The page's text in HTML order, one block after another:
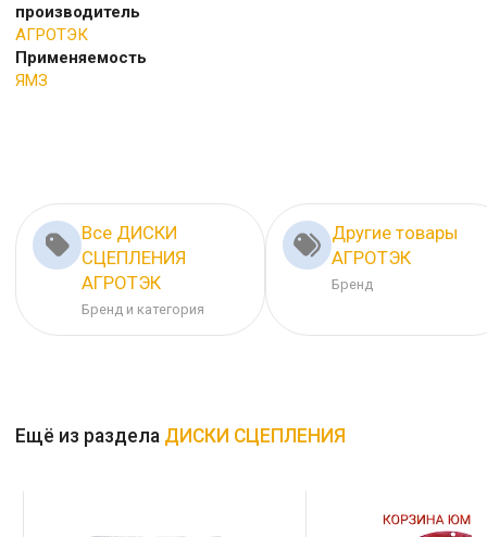
производитель
АГРОТЭК
Применяемость
ЯМЗ
Все ДИСКИ
СЦЕПЛЕНИЯ
АГРОТЭК
Бренд и категория
Другие товары
АГРОТЭК
Бренд
Ещё из раздела ДИСКИ СЦЕПЛЕНИЯ